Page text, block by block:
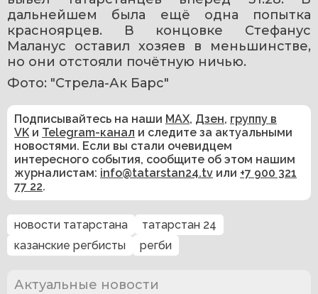
дальнейшем была ещё одна попытка
красноярцев. В концовке Стефанус
Маланус оставил хозяев в меньшинстве,
но они отстояли почётную ничью.
Фото: "Стрела-Ак Барс"
Подписывайтесь на наши MAX, Дзен, группу в
VK и Telegram-канал и следите за актуальными
новостями. Если вы стали очевидцем
интересного события, сообщите об этом нашим
журналистам: info@tatarstan24.tv или +7 900 321
77 22.
новости татарстана
татарстан 24
казанские регбисты
регби
Актуальные новости